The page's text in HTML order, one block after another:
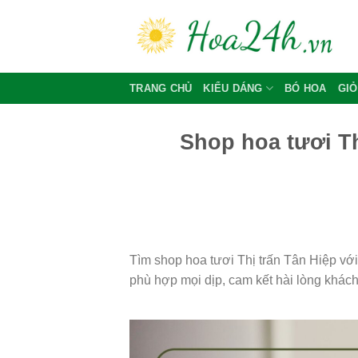
TRANG CHỦ KIỂU DÁNG BÓ HOA
Shop hoa tươi
Tìm shop hoa tươi Thị trấn Tân Hiệp
phù hợp mọi dịp, cam kết hài lòng